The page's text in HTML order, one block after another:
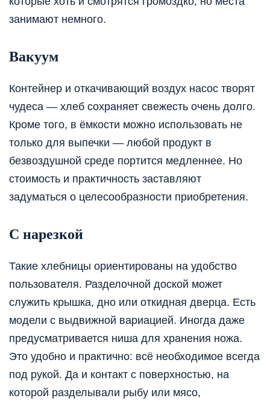
занимают немного.
Вакуум
Контейнер и откачивающий воздух насос творят
чудеса — хлеб сохраняет свежесть очень долго.
Кроме того, в ёмкости можно использовать не
только для выпечки — любой продукт в
безвоздушной среде портится медленнее. Но
стоимость и практичность заставляют
задуматься о целесообразности приобретения.
С нарезкой
Такие хлебницы ориентированы на удобство
пользователя. Разделочной доской может
служить крышка, дно или откидная дверца. Есть
модели с выдвижной вариацией. Иногда даже
предусматривается ниша для хранения ножа.
Это удобно и практично: всё необходимое всегда
под рукой. Да и контакт с поверхностью, на
которой разделывали рыбу или мясо,